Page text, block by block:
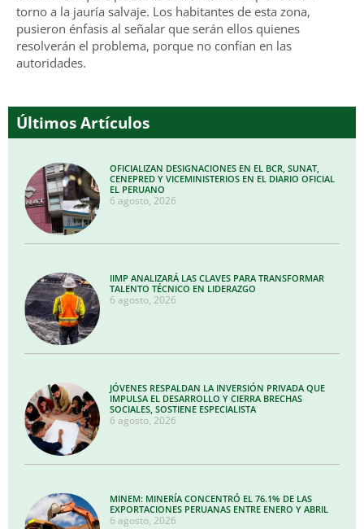
torno a la jauría salvaje. Los habitantes de esta zona,
pusieron énfasis al señalar que serán ellos quienes
resolverán el problema, porque no confían en las
autoridades.
Últimos Artículos
OFICIALIZAN DESIGNACIONES EN EL BCR, SUNAT,
CENEPRED Y VICEMINISTERIOS EN EL DIARIO OFICIAL
EL PERUANO
6 agosto, 2026
IIMP ANALIZARÁ LAS CLAVES PARA TRANSFORMAR
TALENTO TÉCNICO EN LIDERAZGO
6 agosto, 2026
JÓVENES RESPALDAN LA INVERSIÓN PRIVADA QUE
IMPULSA EL DESARROLLO Y CIERRA BRECHAS
SOCIALES, SOSTIENE ESPECIALISTA
6 agosto, 2026
MINEM: MINERÍA CONCENTRÓ EL 76.1% DE LAS
EXPORTACIONES PERUANAS ENTRE ENERO Y ABRIL
6 agosto, 2026